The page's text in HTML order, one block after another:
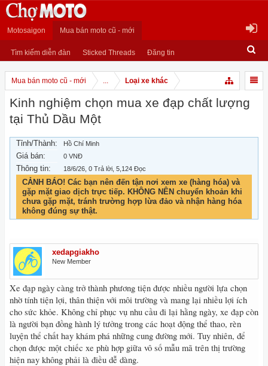
Motosaigon Mua bán moto cũ - mới
Tìm kiếm diễn đàn Sticked Threads Đăng tin
Mua bán moto cũ - mới ... Loại xe khác
Kinh nghiệm chọn mua xe đạp chất lượng
tại Thủ Dầu Một
Tỉnh/Thành: Hồ Chí Minh
Giá bán: 0 VNĐ
Thông tin: 18/6/26 , 0 Trả lời, 5,124 Đọc
CẢNH BÁO! Các bạn nên đến tận nơi xem xe (hàng hóa) và
gặp mặt giao dịch trực tiếp. KHÔNG NÊN chuyển khoản khi
chưa gặp mặt, tránh trường hợp lừa đảo và nhận hàng hóa
không đúng sự thật.
xedapgiakho
New Member
Xe đạp ngày càng trở thành phương tiện được nhiều người lựa chọn
nhờ tính tiện lợi, thân thiện với môi trường và mang lại nhiều lợi ích
cho sức khỏe. Không chỉ phục vụ nhu cầu đi lại hằng ngày, xe đạp còn
là người bạn đồng hành lý tưởng trong các hoạt động thể thao, rèn
luyện thể chất hay khám phá những cung đường mới. Tuy nhiên, để
chọn được một chiếc xe phù hợp giữa vô số mẫu mã trên thị trường
hiện nay không phải là điều dễ dàng.